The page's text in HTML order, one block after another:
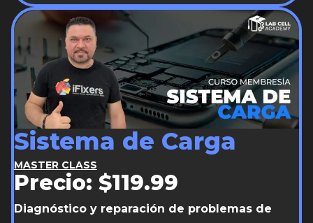
Sistema de Carga
MASTER CLASS
Precio: $119.99
Diagnóstico y reparación de problemas de